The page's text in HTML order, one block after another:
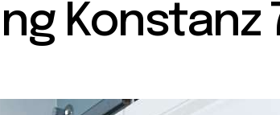
Konstanz